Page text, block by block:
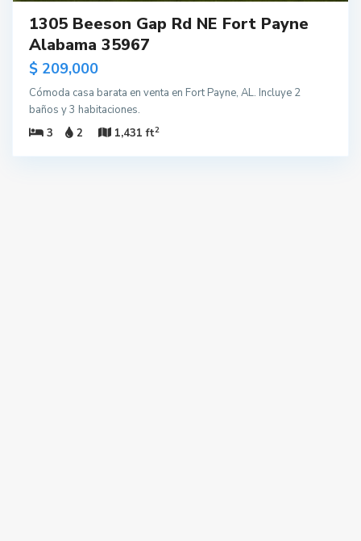
1305 Beeson Gap Rd NE Fort Payne
Alabama 35967
$ 209,000
Cómoda casa barata en venta en Fort Payne, AL. Incluye 2
baños y 3 habitaciones.
3
2 1,431 ft2